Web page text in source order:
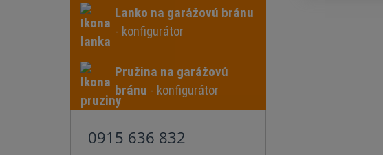
Lanko na garážovú bránu
- konfigurátor
Pružina na garážovú
bránu - konfigurátor
0915 636 832